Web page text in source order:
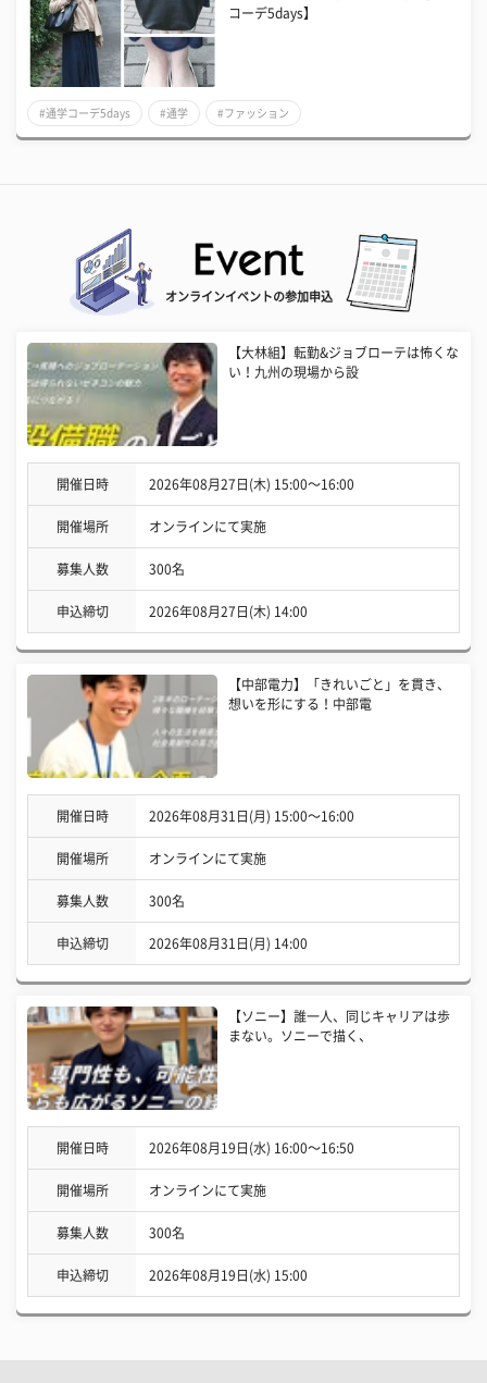
コーデ5days】
#通学コーデ5days #通学 #ファッション
オンラインイベントの参加申込
【大林組】転勤&ジョブローテは怖くな
い！九州の現場から設
開催日時 2026年08月27日(木) 15:00〜16:00
開催場所 オンラインにて実施
募集人数 300名
申込締切 2026年08月27日(木) 14:00
【中部電力】「きれいごと」を貫き、
想いを形にする！中部電
開催日時 2026年08月31日(月) 15:00〜16:00
開催場所 オンラインにて実施
募集人数 300名
申込締切 2026年08月31日(月) 14:00
【ソニー】誰一人、同じキャリアは歩
まない。ソニーで描く、
開催日時 2026年08月19日(水) 16:00〜16:50
開催場所 オンラインにて実施
募集人数 300名
申込締切 2026年08月19日(水) 15:00